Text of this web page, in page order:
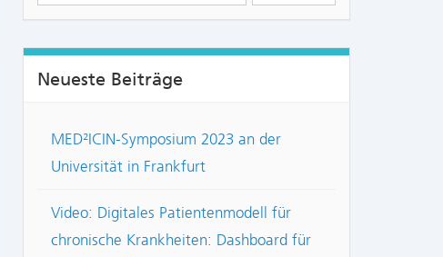
Neueste Beiträge
MED²ICIN-Symposium 2023 an der
Universität in Frankfurt
Video: Digitales Patientenmodell für
chronische Krankheiten: Dashboard für